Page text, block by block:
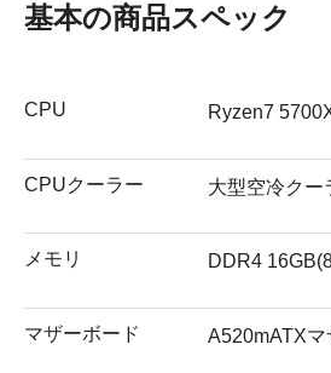
基本の商品スペック
CPU Ryzen7
CPUクーラー 大型空冷クー
メモリ DDR4
マザーボード A520mATXマ